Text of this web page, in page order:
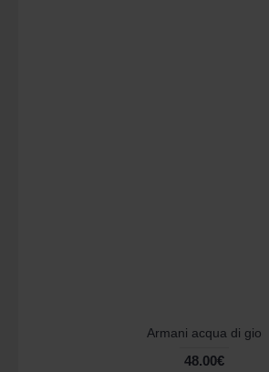
Armani acqua di gio
48.00€